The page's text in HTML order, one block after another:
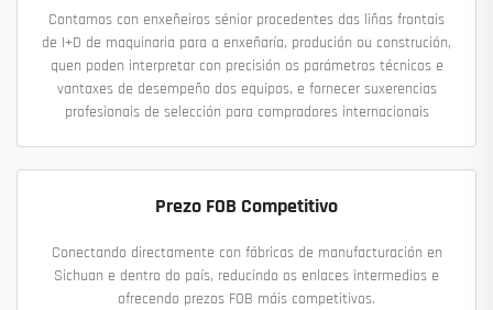
Contamos con enxeñeiros sénior procedentes das liñas frontais
de I+D de maquinaria para a enxeñaría, produción ou construción,
quen poden interpretar con precisión os parámetros técnicos e
vantaxes de desempeño dos equipos, e fornecer suxerencias
profesionais de selección para compradores internacionais
Prezo FOB Competitivo
Conectando directamente con fábricas de manufacturación en
Sichuan e dentro do país, reducindo os enlaces intermedios e
ofrecendo prezos FOB máis competitivos.